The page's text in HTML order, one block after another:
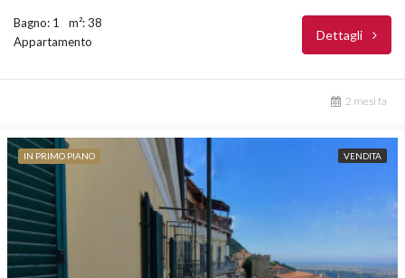
Bagno: 1
m²: 38
Appartamento
Dettagli
2 mesi fa
IN PRIMO PIANO VENDITA